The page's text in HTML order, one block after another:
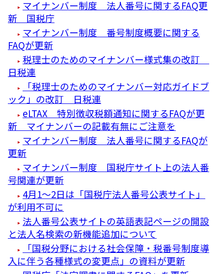
マイナンバー制度 法人番号に関するFAQ更
新 国税庁
マイナンバー制度 番号制度概要に関する
FAQが更新
税理士のためのマイナンバー様式集の改訂
日税連
「税理士のためのマイナンバー対応ガイドブ
ック」の改訂 日税連
eLTAX 特別徴収税額通知に関するFAQが更
新 マイナンバーの記載有無にご注意を
マイナンバー制度 法人番号に関するFAQが
更新
マイナンバー制度 国税庁サイト上の法人番
号関連が更新
4月1～2日は「国税庁法人番号公表サイト」
が利用不可に
法人番号公表サイトの英語表記ページの開設
と法人名検索の新機能追加について
「国税分野における社会保障・税番号制度導
入に伴う各種様式の変更点」の資料が更新